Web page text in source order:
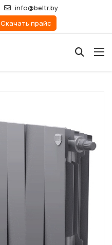
info@beltr.by
Скачать прайс